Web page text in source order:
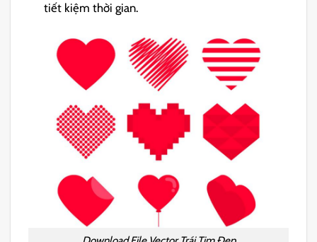
tiết kiệm thời gian.